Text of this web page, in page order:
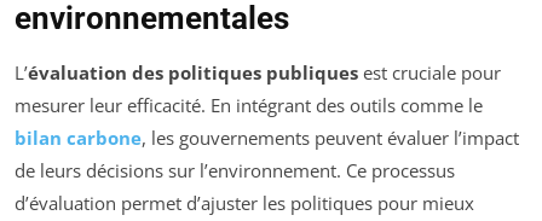
environnementales
L’évaluation des politiques publiques est cruciale pour
mesurer leur efficacité. En intégrant des outils comme le
bilan carbone, les gouvernements peuvent évaluer l’impact
de leurs décisions sur l’environnement. Ce processus
d’évaluation permet d’ajuster les politiques pour mieux